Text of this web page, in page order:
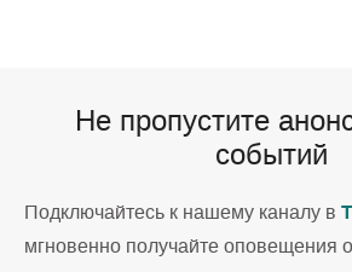
Не пропустите
событий
Подключайтесь к нашему каналу в
мгновенно получайте оповещения